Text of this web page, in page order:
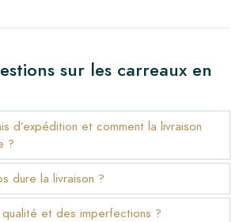
sur les carreaux en
d’expédition et comment la livraison
?
dure la livraison ?
qualité et des imperfections ?